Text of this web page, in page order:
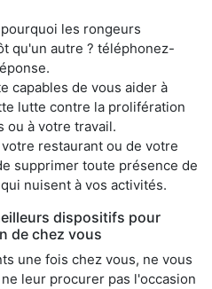
les rongeurs
qu'un autre ? téléphonez-
capables de vous aider à
lutte contre la prolifération
ou à votre travail.
restaurant ou de votre
supprimer toute présence de
nuisent à vos activités.
dispositifs pour
de chez vous
une fois chez vous, ne vous
leur procurer pas l'occasion